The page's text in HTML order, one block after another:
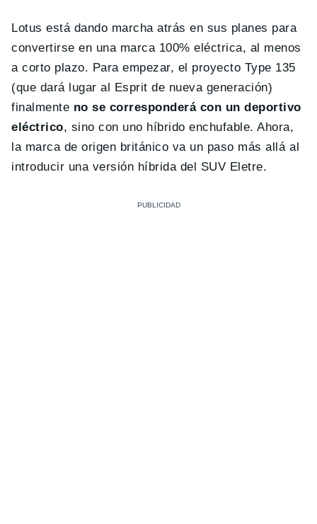
Lotus está dando marcha atrás en sus planes para
convertirse en una marca 100% eléctrica, al menos
a corto plazo. Para empezar, el proyecto Type 135
(que dará lugar al Esprit de nueva generación)
finalmente no se corresponderá con un deportivo
eléctrico, sino con uno híbrido enchufable. Ahora,
la marca de origen británico va un paso más allá al
introducir una versión híbrida del SUV Eletre.